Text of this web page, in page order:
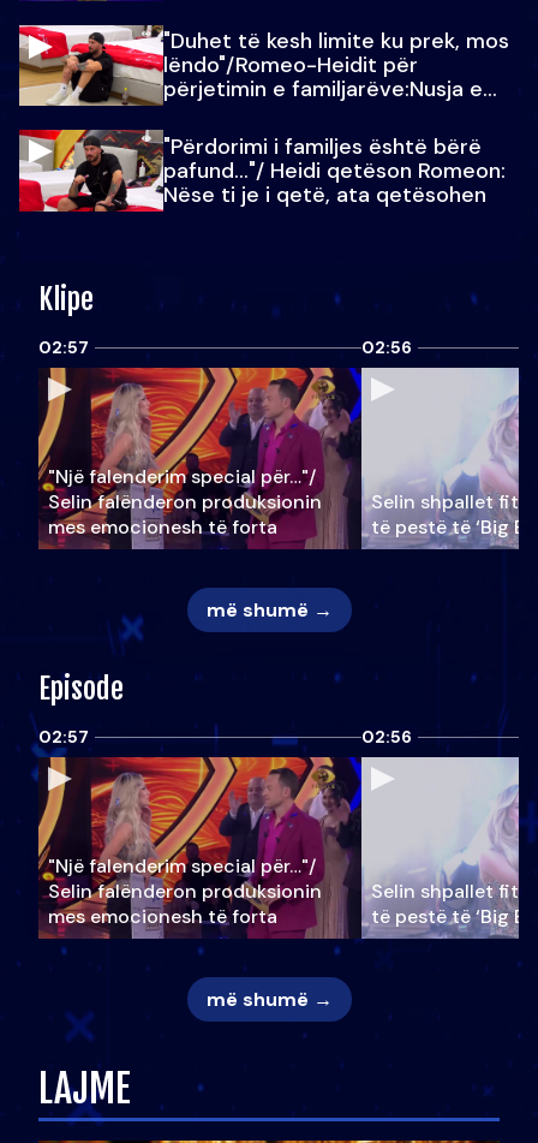
"Duhet të kesh limite ku prek, mos
lëndo"/Romeo-Heidit për
përjetimin e familjarëve:Nusja e
"Përdorimi i familjes është bërë
pafund…"/ Heidi qetëson Romeon:
Nëse ti je i qetë, ata qetësohen
Klipe
02:57
"Një falenderim special për…"/
Selin falënderon produksionin
mes emocionesh të forta
02:56
Selin shpallet
të pestë të ‘Big
më shumë →
Episode
02:57
"Një falenderim special për…"/
Selin falënderon produksionin
mes emocionesh të forta
02:56
Selin shpallet
të pestë të ‘Big
më shumë →
LAJME